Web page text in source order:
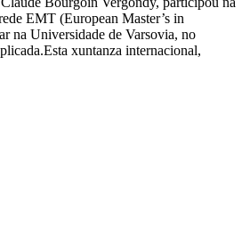
EMT (European Master’s in
na Universidade de Varsovia, no
xuntanza internacional,